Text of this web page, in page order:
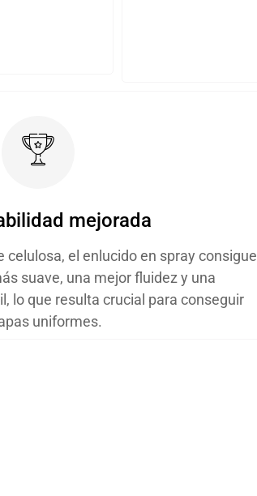
mejorada
celulosa, el enlucido en spray consigue
suave, una mejor fluidez y una
lo que resulta crucial para conseguir
uniformes.